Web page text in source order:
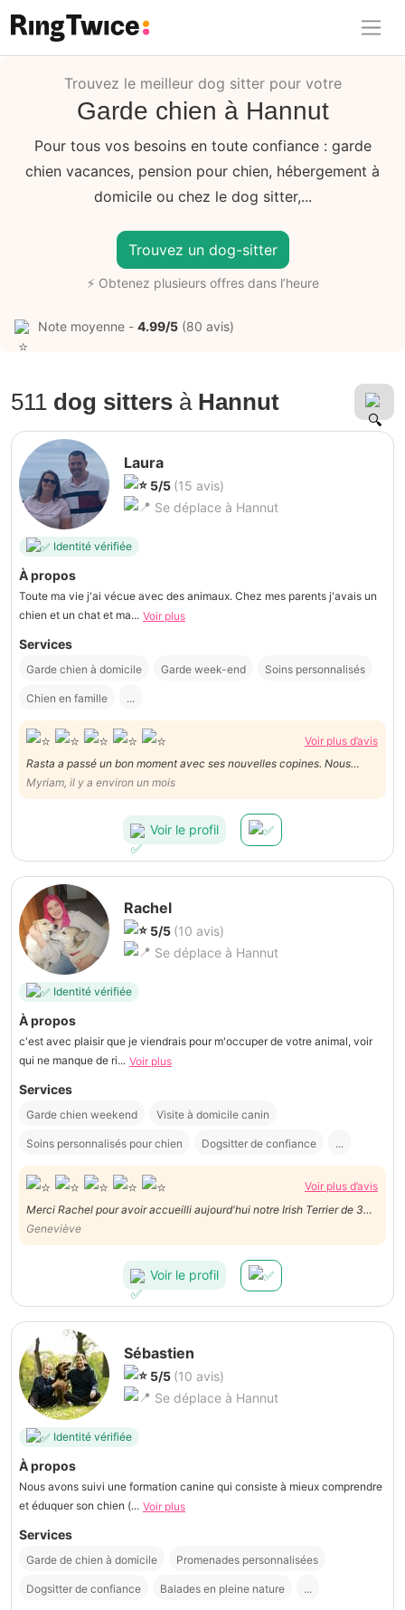
Ring Twice
Trouvez le meilleur dog sitter pour votre
Garde chien à Hannut
Pour tous vos besoins en toute confiance : garde
chien vacances, pension pour chien, hébergement à
domicile ou chez le dog sitter,...
Trouvez un dog-sitter
⚡ Obtenez plusieurs offres dans l’heure
Note moyenne - 4.99/5 (80 avis)
511 dog sitters à Hannut
Laura
5/5 (15 avis)
Se déplace à Hannut
Identité vérifiée
À propos
Toute ma vie j'ai vécue avec des animaux. Chez mes parents j'avais un
chien et un chat et ma... Voir plus
Services
Garde chien à domicile Garde week-end Soins personnalisés
Chien en famille ...
Voir plus d’avis
Rasta a passé un bon moment avec ses nouvelles copines. Nous
sommes très contents du service. Merci !
Myriam, il y a environ un mois
Voir le profil
Rachel
5/5 (10 avis)
Se déplace à Hannut
Identité vérifiée
À propos
c'est avec plaisir que je viendrais pour m'occuper de votre animal, voir
qui ne manque de ri... Voir plus
Services
Garde chien weekend Visite à domicile canin
Soins personnalisés pour chien Dogsitter de confiance ...
Voir plus d’avis
Merci Rachel pour avoir accueilli aujourd'hui notre Irish Terrier de 3
ans 1/2. Nous avons eu confiance dès la 1ère minute et avons eu le
temps de "voir si ça irait". Résultat en fin d'après-midi: un chien et des
maîtres contents! Bravo!
Geneviève
Voir le profil
Sébastien
5/5 (10 avis)
Se déplace à Hannut
Identité vérifiée
À propos
Nous avons suivi une formation canine qui consiste à mieux comprendre
et éduquer son chien (... Voir plus
Services
Garde de chien à domicile Promenades personnalisées
Dogsitter de confiance Balades en pleine nature ...